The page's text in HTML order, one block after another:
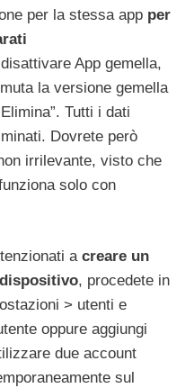
per la stessa app per
App gemella,
la versione gemella
Tutti i dati
Dovrete però
irrilevante, visto che
solo con
a creare un
, procedete in
> utenti e
oppure aggiungi
due account
sul